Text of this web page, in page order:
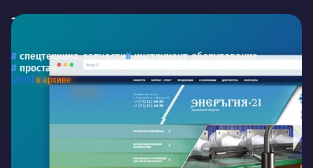
Энеръгия +21
спецтехника, запчасти
инструмент, оборудование
простая
[2013] в архиве